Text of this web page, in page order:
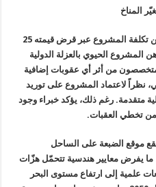
المناخ
المشروع عبر قرض قيمته 25
المشروع الحيوي بالعزلة الدولية
من أثر أي عقوبات إضافية
نظراً لاعتماد المشروع على توريد
متقدمة. رغم ذلك، يؤكد خبراء وجود
من تخطي العقبات.
موقع الضبعة على الساحل
ما يفرض معايير هندسية تتحمّل هزّات
علمية إلى ارتفاع مستوى البحر